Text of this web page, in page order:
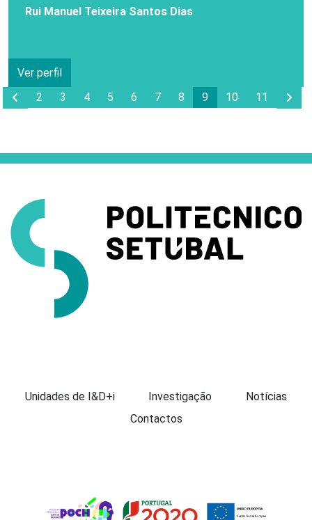
Rui Manuel Teixeira Santos Dias
Ver perfil
Anterior Page
2 3 4 5 6 7 8 9 10 11
Apresentação
Unidades de I&D+i Investigação
Notícias
Contactos